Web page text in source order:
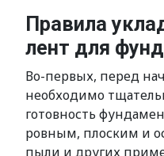
Правила
лент для
Во-первых, перед
необходимо
готовность
ровным, плоским и
пыли и других